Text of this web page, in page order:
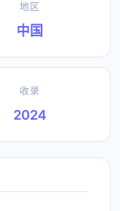
地区
中国
收录
2024